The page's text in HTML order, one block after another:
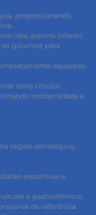
proporcionando
raia, piscina infantil,
gourmet para
equipada,
bons rótulos.
modernidade e
região estratégica,
esportivas e
e gastronômico.
de referência.